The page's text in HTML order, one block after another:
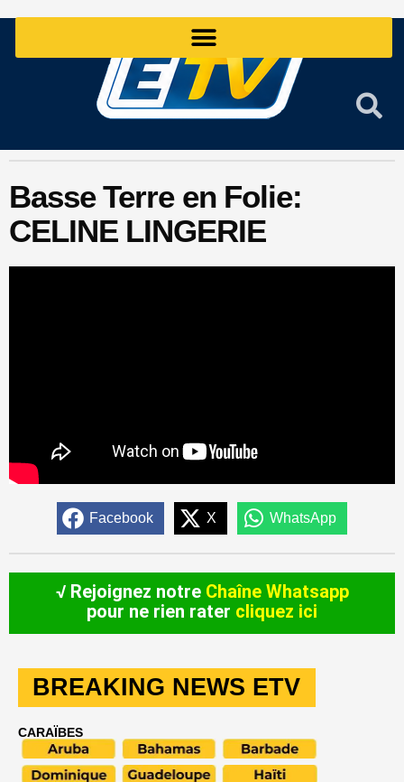
Basse Terre en Folie:
CELINE LINGERIE
Facebook X WhatsApp
√ Rejoignez notre Chaîne Whatsapp
pour ne rien rater cliquez ici
BREAKING NEWS ETV
CARAÏBES